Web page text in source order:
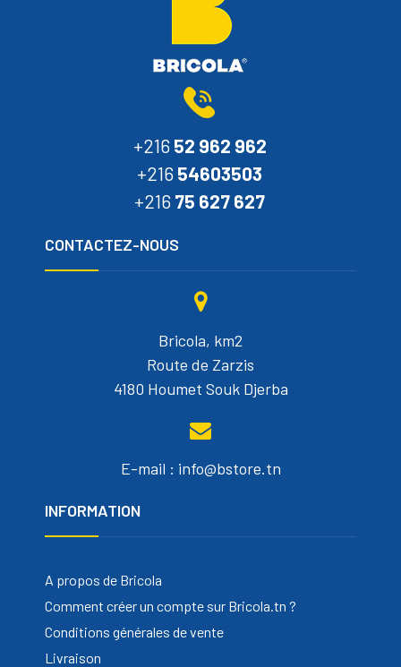
+216 52 962 962
+216 54603503
+216 75 627 627
CONTACTEZ-NOUS
Bricola, km2
Route de Zarzis
4180 Houmet Souk Djerba
E-mail : info@bstore.tn
INFORMATION
A propos de Bricola
Comment créer un compte sur Bricola.tn ?
Conditions générales de vente
Livraison